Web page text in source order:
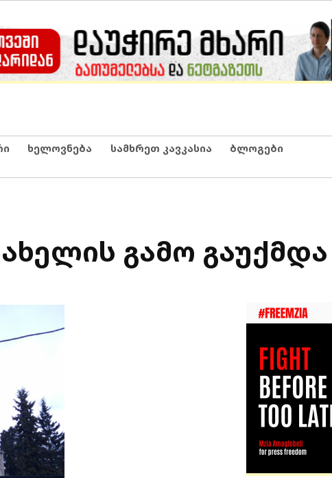
ხელოვნება სამხრეთ კავკასია ბლოგები
გამო გაუქმდა